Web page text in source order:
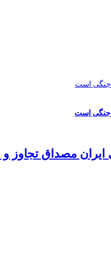
جنگی است
جنگی است
ایران مصداق